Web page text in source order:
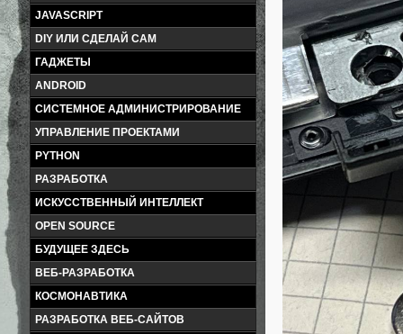
JAVASCRIPT
DIY ИЛИ СДЕЛАЙ САМ
ГАДЖЕТЫ
ANDROID
СИСТЕМНОЕ АДМИНИСТРИРОВАНИЕ
УПРАВЛЕНИЕ ПРОЕКТАМИ
PYTHON
РАЗРАБОТКА
ИСКУССТВЕННЫЙ ИНТЕЛЛЕКТ
OPEN SOURCE
БУДУЩЕЕ ЗДЕСЬ
ВЕБ-РАЗРАБОТКА
КОСМОНАВТИКА
РАЗРАБОТКА ВЕБ-САЙТОВ